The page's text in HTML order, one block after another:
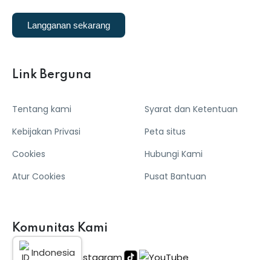
Langganan sekarang
Link Berguna
Tentang kami
Kebijakan Privasi
Cookies
Atur Cookies
Syarat dan Ketentuan
Peta situs
Hubungi Kami
Pusat Bantuan
Komunitas Kami
Indonesia